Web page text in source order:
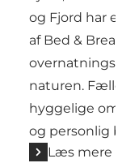
og Fjord har
af Bed &
naturen.
hyggelige
og personlig
Læs mere